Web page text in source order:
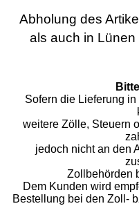
Abholung des
als auch in
Sofern die Lieferung
weitere Zölle, Steuern
jedoch nicht an den
Zollbehörden
Dem Kunden wird
Bestellung bei den Zoll-